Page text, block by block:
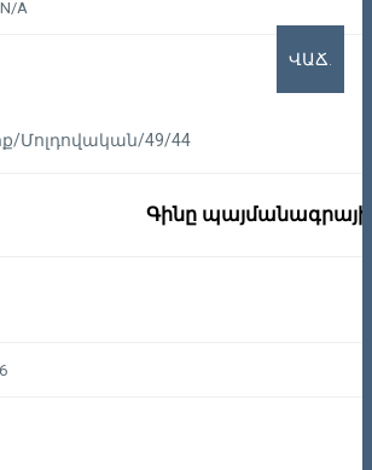
N/A
Մոլդովական/49/44
Գինը
ՎԱՃ.
6